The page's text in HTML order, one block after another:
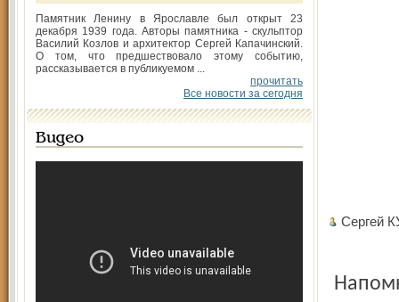
Памятник Ленину в Ярославле был открыт 23
декабря 1939 года. Авторы памятника - скульптор
Василий Козлов и архитектор Сергей Капачинский.
О том, что предшествовало этому событию,
рассказывается в публикуемом ...
прочитать
Все новости за сегодня
Видео
Сергей